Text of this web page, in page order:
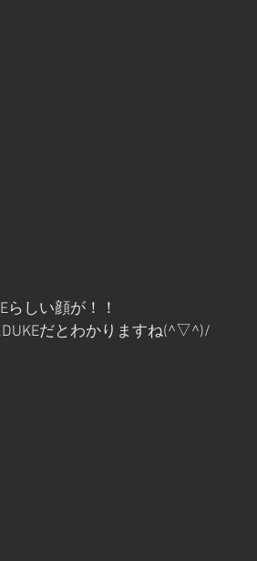
らしい顔が！！
だとわかりますね(^▽^)/